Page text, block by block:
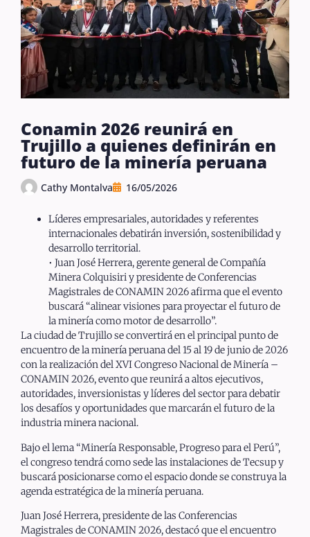
Conamin 2026 reunirá en
Trujillo a quienes definirán en
futuro de la minería peruana
Cathy Montalva 16/05/2026
Líderes empresariales, autoridades y referentes
internacionales debatirán inversión, sostenibilidad y
desarrollo territorial.
• Juan José Herrera, gerente general de Compañía
Minera Colquisiri y presidente de Conferencias
Magistrales de CONAMIN 2026 afirma que el evento
buscará “alinear visiones para proyectar el futuro de
la minería como motor de desarrollo”.
La ciudad de Trujillo se convertirá en el principal punto de
encuentro de la minería peruana del 15 al 19 de junio de 2026
con la realización del XVI Congreso Nacional de Minería –
CONAMIN 2026, evento que reunirá a altos ejecutivos,
autoridades, inversionistas y líderes del sector para debatir
los desafíos y oportunidades que marcarán el futuro de la
industria minera nacional.
Bajo el lema “Minería Responsable, Progreso para el Perú”,
el congreso tendrá como sede las instalaciones de Tecsup y
buscará posicionarse como el espacio donde se construya la
agenda estratégica de la minería peruana.
Juan José Herrera, presidente de las Conferencias
Magistrales de CONAMIN 2026, destacó que el encuentro